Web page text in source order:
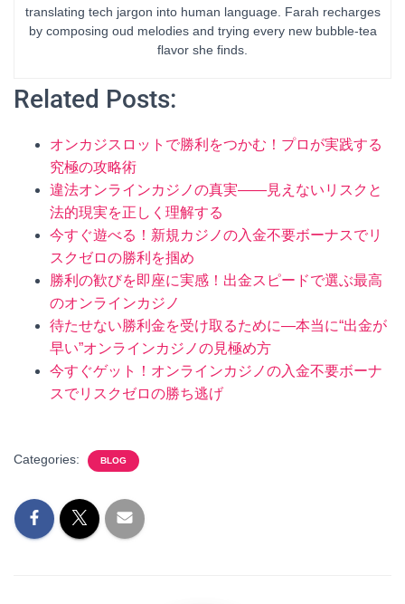
translating tech jargon into human language. Farah recharges
by composing oud melodies and trying every new bubble-tea
flavor she finds.
Related Posts:
オンカジスロットで勝利をつかむ！プロが実践する
究極の攻略術
違法オンラインカジノの真実——見えないリスクと
法的現実を正しく理解する
今すぐ遊べる！新規カジノの入金不要ボーナスでリ
スクゼロの勝利を掴め
勝利の歓びを即座に実感！出金スピードで選ぶ最高
のオンラインカジノ
待たせない勝利金を受け取るために—本当に“出金が
早い”オンラインカジノの見極め方
今すぐゲット！オンラインカジノの入金不要ボーナ
スでリスクゼロの勝ち逃げ
Categories: BLOG